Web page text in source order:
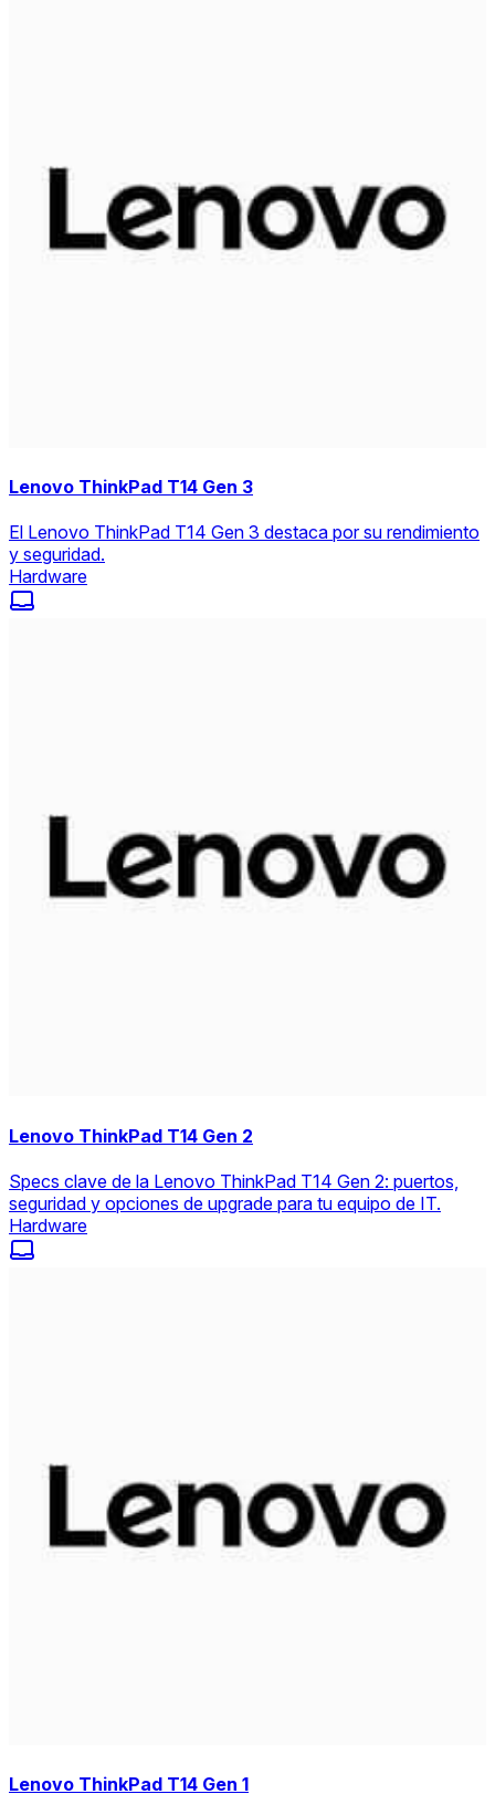
Lenovo ThinkPad T14 Gen 3
El Lenovo ThinkPad T14 Gen 3 destaca por su rendimiento
y seguridad.
Hardware
Lenovo ThinkPad T14 Gen 2
Specs clave de la Lenovo ThinkPad T14 Gen 2: puertos,
seguridad y opciones de upgrade para tu equipo de IT.
Hardware
Lenovo ThinkPad T14 Gen 1